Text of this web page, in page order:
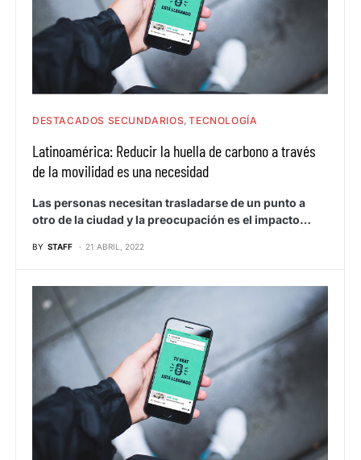
DESTACADOS SECUNDARIOS TECNOLOGÍA
Latinoamérica: Reducir la huella de carbono a través
de la movilidad es una necesidad
Las personas necesitan trasladarse de un punto a
otro de la ciudad y la preocupación es el impacto…
BY STAFF 21 ABRIL, 2022